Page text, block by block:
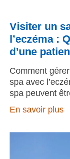
Visiter un
l’eczéma :
d’une
Comment
spa avec
spa peuvent
En savoir plus